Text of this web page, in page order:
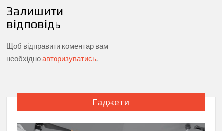
Залишити
відповідь
Щоб відправити коментар вам
необхідноавторизуватись.
Гаджети